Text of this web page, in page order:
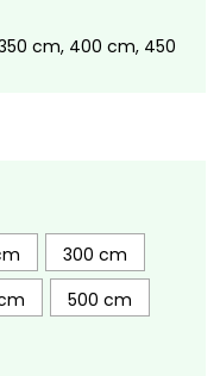
cm, 400 cm, 450
300 cm
500 cm